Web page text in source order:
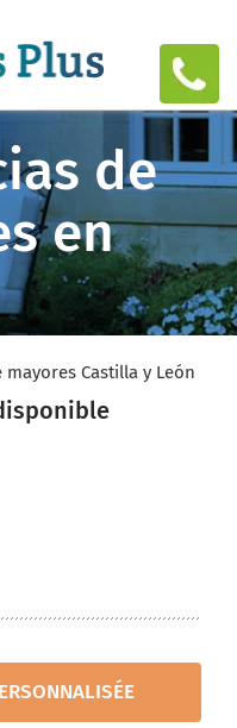
de
en
mayores Castilla y León